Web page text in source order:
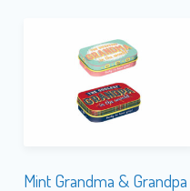
Mint Grandma & Grandpa